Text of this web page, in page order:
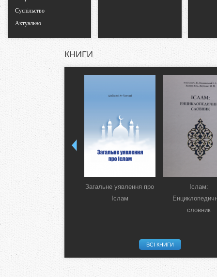
Суспільство
Актуально
КНИГИ
Загальне уявлення про
Іслам
Іслам:
словник
ВСІ КНИГИ